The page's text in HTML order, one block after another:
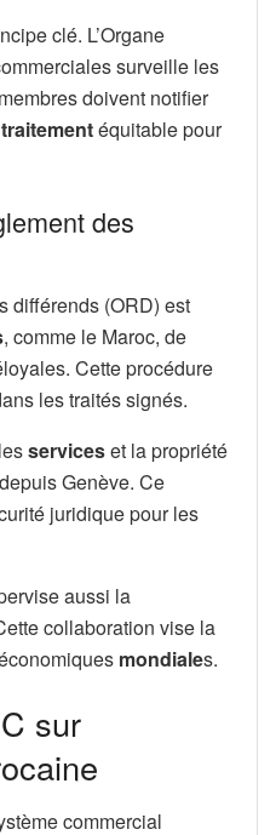
clé. L’Organe
surveille les
doivent notifier
traitementéquitable pour
des
différends (ORD) est
, comme le Maroc, de
Cette procédure
les traités signés.
serviceset la propriété
Genève. Ce
juridique pour les
aussi la
collaboration vise la
mondiales.
sur
commercial